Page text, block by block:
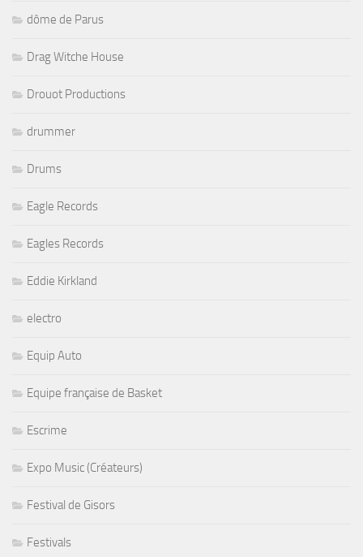
dôme de Parus
Drag Witche House
Drouot Productions
drummer
Drums
Eagle Records
Eagles Records
Eddie Kirkland
electro
Equip Auto
Equipe française de Basket
Escrime
Expo Music (Créateurs)
Festival de Gisors
Festivals